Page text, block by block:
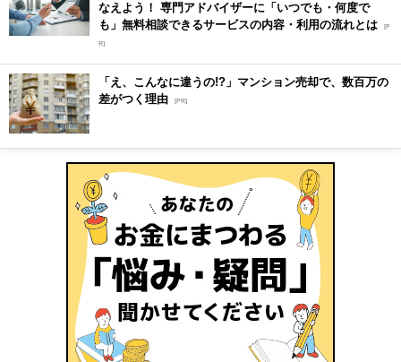
なえよう！ 専門アドバイザーに「いつでも・何度で
も」無料相談できるサービスの内容・利用の流れとは [P
R]
「え、こんなに違うの!?」マンション売却で、数百万の
差がつく理由 [PR]